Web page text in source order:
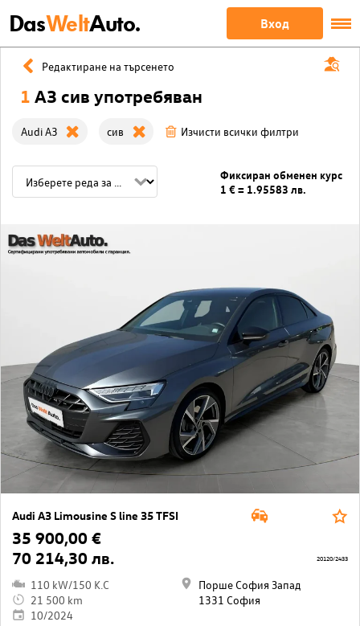
DasWeltAuto. Вход
Редактиране на търсенето
1 A3 сив употребяван
Audi A3 сив Изчисти всички филтри
Фиксиран обменен курс
1 € = 1.95583 лв.
Audi A3 Limousine S line 35 TFSI
35 900,00 €
70 214,30 лв.
110 kW/150 K.C
21 500 km
10/2024
Порше София Запад
1331 София
20120/2433